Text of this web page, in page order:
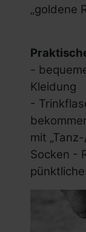
„goldene
-
Kleidung
-
mit
Socken -